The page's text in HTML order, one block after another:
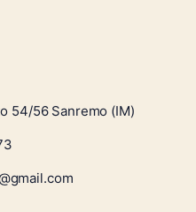
54/56 Sanremo (IM)